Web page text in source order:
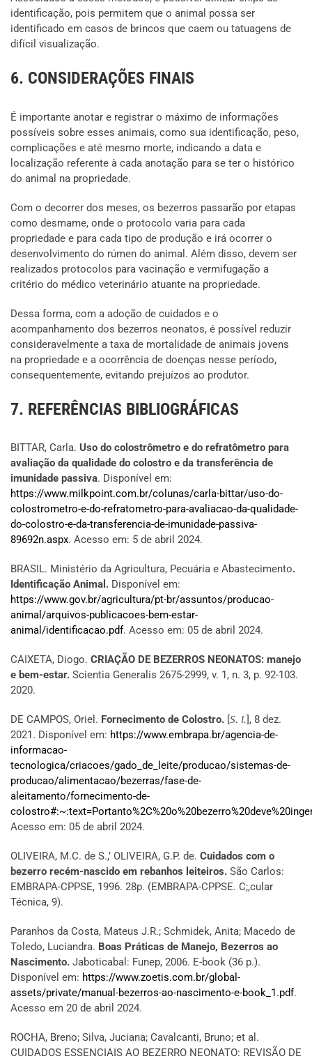
identificação, pois permitem que o animal possa ser
identificado em casos de brincos que caem ou tatuagens de
difícil visualização.
6. CONSIDERAÇÕES FINAIS
É importante anotar e registrar o máximo de informações
possíveis sobre esses animais, como sua identificação, peso,
complicações e até mesmo morte, indicando a data e
localização referente à cada anotação para se ter o histórico
do animal na propriedade.
Com o decorrer dos meses, os bezerros passarão por etapas
como desmame, onde o protocolo varia para cada
propriedade e para cada tipo de produção e irá ocorrer o
desenvolvimento do rúmen do animal. Além disso, devem ser
realizados protocolos para vacinação e vermifugação a
critério do médico veterinário atuante na propriedade.
Dessa forma, com a adoção de cuidados e o
acompanhamento dos bezerros neonatos, é possível reduzir
consideravelmente a taxa de mortalidade de animais jovens
na propriedade e a ocorrência de doenças nesse período,
consequentemente, evitando prejuízos ao produtor.
7. REFERÊNCIAS BIBLIOGRÁFICAS
BITTAR, Carla. Uso do colostrômetro e do refratômetro para
avaliação da qualidade do colostro e da transferência de
imunidade passiva. Disponível em:
https://www.milkpoint.com.br/colunas/carla-bittar/uso-do-
colostrometro-e-do-refratometro-para-avaliacao-da-qualidade-
do-colostro-e-da-transferencia-de-imunidade-passiva-
89692n.aspx. Acesso em: 5 de abril 2024.
BRASIL. Ministério da Agricultura, Pecuária e Abastecimento.
Identificação Animal. Disponível em:
https://www.gov.br/agricultura/pt-br/assuntos/producao-
animal/arquivos-publicacoes-bem-estar-
animal/identificacao.pdf. Acesso em: 05 de abril 2024.
CAIXETA, Diogo. CRIAÇÃO DE BEZERROS NEONATOS: manejo
e bem-estar. Scientia Generalis 2675-2999, v. 1, n. 3, p. 92-103.
2020.
DE CAMPOS, Oriel. Fornecimento de Colostro. [S. l.], 8 dez.
2021. Disponível em: https://www.embrapa.br/agencia-de-
informacao-
tecnologica/criacoes/gado_de_leite/producao/sistemas-de-
producao/alimentacao/bezerras/fase-de-
aleitamento/fornecimento-de-
Acesso em: 05 de abril 2024.
OLIVEIRA, M.C. de S.,’ OLIVEIRA, G.P. de. Cuidados com o
bezerro recém-nascido em rebanhos leiteiros. São Carlos:
EMBRAPA-CPPSE, 1996. 28p. (EMBRAPA-CPPSE. C;,cular
Técnica, 9).
Paranhos da Costa, Mateus J.R.; Schmidek, Anita; Macedo de
Toledo, Luciandra. Boas Práticas de Manejo, Bezerros ao
Nascimento. Jaboticabal: Funep, 2006. E-book (36 p.).
Disponível em: https://www.zoetis.com.br/global-
assets/private/manual-bezerros-ao-nascimento-e-book_1.pdf.
Acesso em 20 de abril 2024.
ROCHA, Breno; Silva, Juciana; Cavalcanti, Bruno; et al.
CUIDADOS ESSENCIAIS AO BEZERRO NEONATO: REVISÃO DE